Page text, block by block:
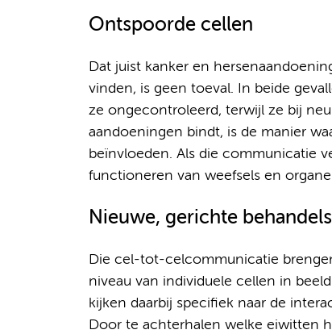
Ontspoorde cellen
Dat juist kanker en
vinden, is geen toeval. In beide
ze ongecontroleerd, terwijl ze bij
aandoeningen bindt, is de manier
beïnvloeden. Als die communicatie
functioneren van weefsels en
Nieuwe, gerichte
Die cel-tot-celcommunicatie
niveau van individuele cellen in
kijken daarbij specifiek naar de
Door te achterhalen welke eiwitten